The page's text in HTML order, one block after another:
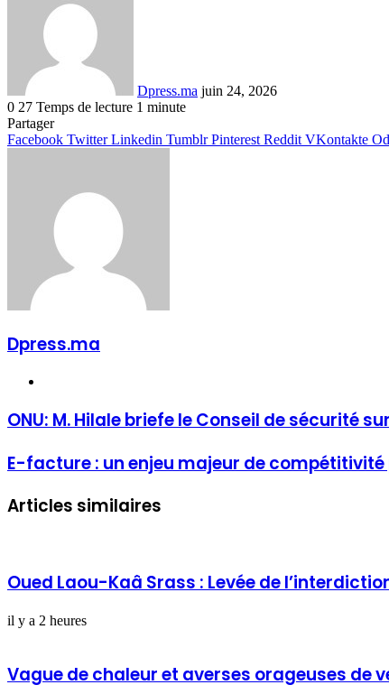
Dpress.ma juin 24, 2026
0 27 Temps de lecture 1 minute
Facebook
Twitter
Linkedin
Tumblr
Pinterest
Reddit
VKontakte
Odnoklassniki
Pocket
Partager
Facebook Twitter Linkedin Tumblr Pinterest Reddit VKontakte
Dpress.ma
ONU: M. Hilale briefe le Conseil de sécurité
E-facture : un enjeu majeur de
Articles similaires
Oued Laou-Kaâ Srass : Levée de
il y a 2 heures
Vague de chaleur et averses orageuses de